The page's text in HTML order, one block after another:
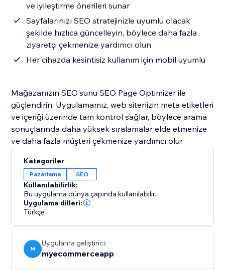
ve iyileştirme önerileri sunar
Sayfalarınızı SEO stratejinizle uyumlu olacak
şekilde hızlıca güncelleyin, böylece daha fazla
ziyaretçi çekmenize yardımcı olun
Her cihazda kesintisiz kullanım için mobil uyumlu
Mağazanızın SEO'sunu SEO Page Optimizer ile
güçlendirin. Uygulamamız, web sitenizin meta etiketleri
ve içeriği üzerinde tam kontrol sağlar, böylece arama
sonuçlarında daha yüksek sıralamalar elde etmenize
ve daha fazla müşteri çekmenize yardımcı olur
Kategoriler
Pazarlama SEO
Kullanılabilirlik:
Bu uygulama dünya çapında kullanılabilir.
Uygulama dilleri:
Türkçe
M
Uygulama geliştirici:
myecommerceapp